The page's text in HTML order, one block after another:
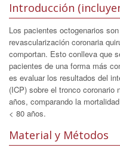
Introducción
Los pacientes octogenarios
revascularización coronaria
comportan. Esto conlleva que
pacientes de una forma más
es evaluar los resultados del
(ICP) sobre el tronco coronario
años, comparando la
< 80 años.
Material y Métodos